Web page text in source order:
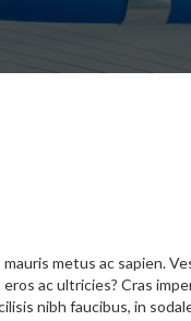
metus ac sapien.
ac ultricies? Cras
nibh faucibus, in